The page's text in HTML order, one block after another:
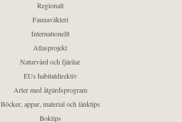
Regionalt
Faunaväkteri
Internationellt
Atlasprojekt
Naturvård och fjärilar
EUs habitatdirektiv
Arter med åtgärdsprogram
Böcker, appar, material och länktips
Boktips